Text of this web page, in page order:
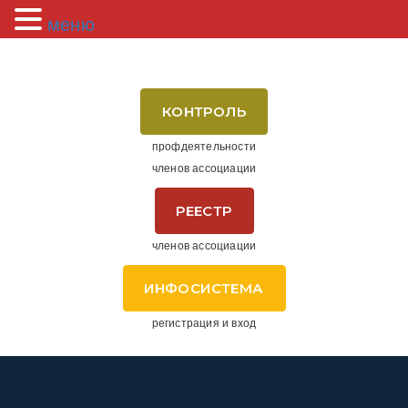
КОНТРОЛЬ
профдеятельности
членов ассоциации
РЕЕСТР
членов ассоциации
ИНФОСИСТЕМА
регистрация и вход
меню